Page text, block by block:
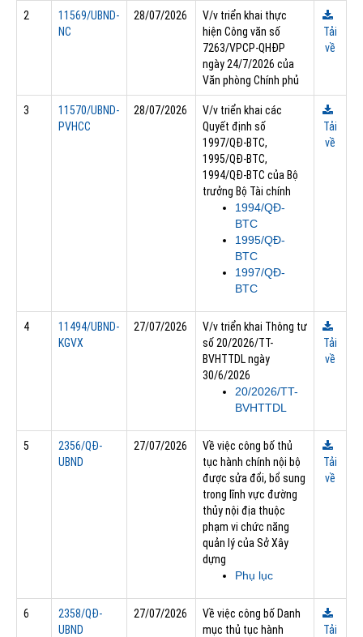
2
11569/UBND-
NC
28/07/2026
V/v triển khai thực
hiện Công văn số
7263/VPCP-QHĐP
ngày 24/7/2026 của
Văn phòng Chính phủ
Tải
về
3
11570/UBND-
PVHCC
28/07/2026
V/v triển khai các
Quyết định số
1997/QĐ-BTC,
1995/QĐ-BTC,
1994/QĐ-BTC của Bộ
trưởng Bộ Tài chính
1994/QĐ-
BTC
1995/QĐ-
BTC
1997/QĐ-
BTC
Tải
về
4
11494/UBND-
KGVX
27/07/2026
V/v triển khai Thông tư
số 20/2026/TT-
BVHTTDL ngày
30/6/2026
20/2026/TT-
BVHTTDL
Tải
về
5
2356/QĐ-
UBND
27/07/2026
Về việc công bố thủ
tục hành chính nội bộ
được sửa đổi, bổ sung
trong lĩnh vực đường
thủy nội địa thuộc
phạm vi chức năng
quản lý của Sở Xây
dựng
Phụ lục
Tải
về
6
2358/QĐ-
UBND
27/07/2026
Về việc công bố Danh
mục thủ tục hành
Tải